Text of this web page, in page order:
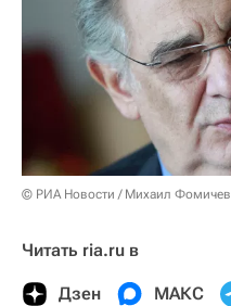
© РИА Новости / Михаил Фомичев
Читать ria.ru в
Дзен МАКС